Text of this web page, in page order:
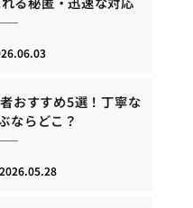
おすすめ5選！丁寧な
ならどこ？
2026.05.28